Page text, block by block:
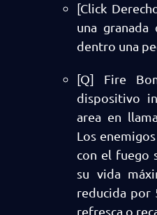
[Click
una
dentro una
[Q] Fire
dispositivo
area en
Los
con el fuego
su vida
reducida por
refresca o